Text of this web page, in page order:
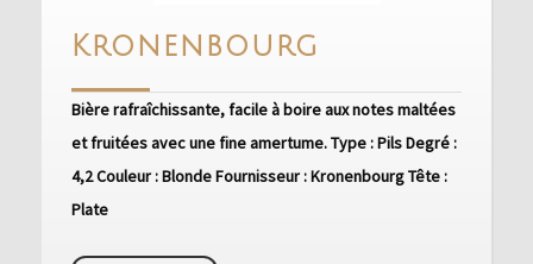
Kronenbourg
Bière rafraîchissante, facile à boire aux notes maltées
et fruitées avec une fine amertume. Type : Pils Degré :
4,2 Couleur : Blonde Fournisseur : Kronenbourg Tête :
Plate